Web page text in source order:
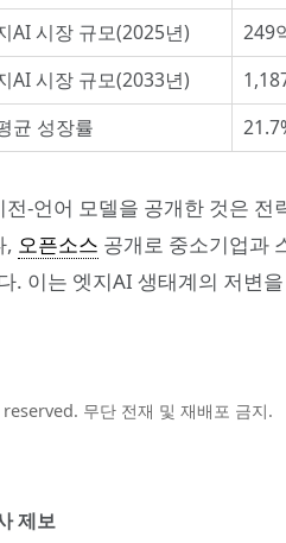
AI 시장 규모(2025년)
249
AI 시장 규모(2033년)
균 성장률
-언어 모델을 공개한 것은
, 오픈소스 공개로 중소기업과
. 이는 엣지AI 생태계의 저변
무단 전재 및 재배포 금지.
제보